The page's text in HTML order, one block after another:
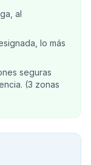
al
lo más
seguras
(3 zonas